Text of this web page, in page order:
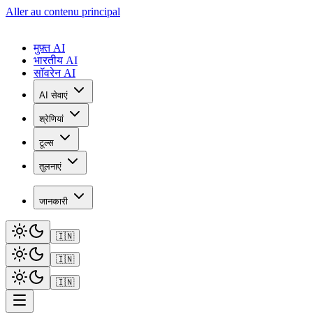
Aller au contenu principal
मुफ़्त AI
भारतीय AI
सॉवरेन AI
AI सेवाएं
श्रेणियां
टूल्स
तुलनाएं
जानकारी
🇮🇳
🇮🇳
🇮🇳